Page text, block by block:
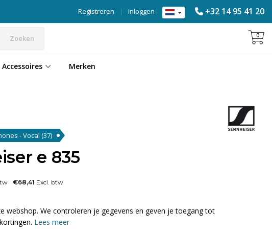
+32 14 95 41 20
Inloggen
|
Registreren
Zoeken 0
Accessoires Merken
- Vocal (37)
e 835
€68,41 Excl. btw
webshop. We controleren je gegevens en geven je toegang tot
Lees meer